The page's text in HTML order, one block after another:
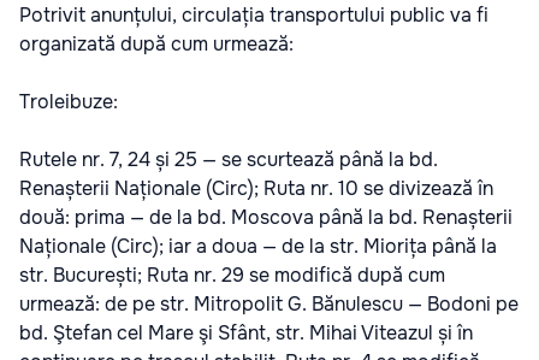
Potrivit anunțului, circulația transportului public va fi
organizată după cum urmează:
Troleibuze:
Rutele nr. 7, 24 și 25 — se scurtează până la bd.
Renașterii Naționale (Circ); Ruta nr. 10 se divizează în
două: prima — de la bd. Moscova până la bd. Renașterii
Naționale (Circ); iar a doua — de la str. Miorița până la
str. București; Ruta nr. 29 se modifică după cum
urmează: de pe str. Mitropolit G. Bănulescu — Bodoni pe
bd. Ştefan cel Mare şi Sfânt, str. Mihai Viteazul și în